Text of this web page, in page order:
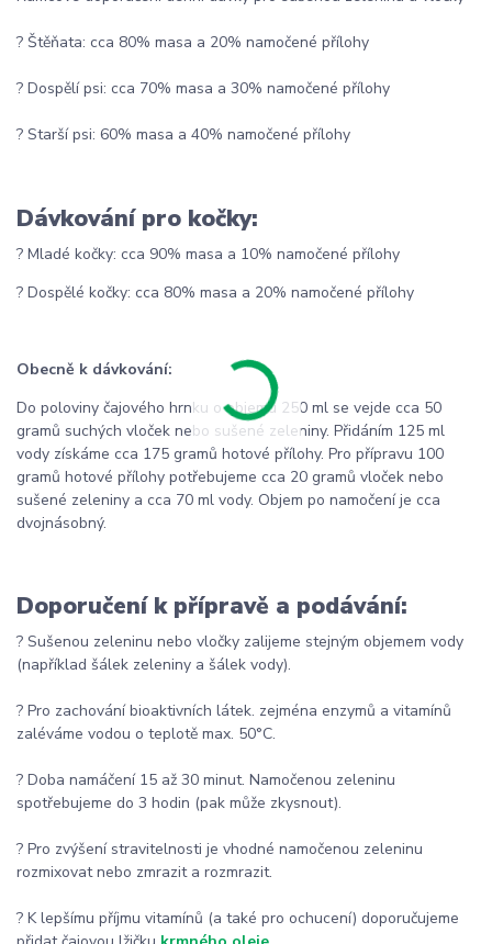
? Štěňata: cca 80% masa a 20% namočené přílohy
? Dospělí psi: cca 70% masa a 30% namočené přílohy
? Starší psi: 60% masa a 40% namočené přílohy
Dávkování pro kočky:
? Mladé kočky: cca 90% masa a 10% namočené přílohy
? Dospělé kočky: cca 80% masa a 20% namočené přílohy
Obecně k dávkování:
Do poloviny čajového hrnku o objemu 250 ml se vejde cca 50
gramů suchých vloček nebo sušené zeleniny. Přidáním 125 ml
vody získáme cca 175 gramů hotové přílohy. Pro přípravu 100
gramů hotové přílohy potřebujeme cca 20 gramů vloček nebo
sušené zeleniny a cca 70 ml vody. Objem po namočení je cca
dvojnásobný.
Doporučení k přípravě a podávání:
? Sušenou zeleninu nebo vločky zalijeme stejným objemem vody
(například šálek zeleniny a šálek vody).
? Pro zachování bioaktivních látek. zejména enzymů a vitamínů
zaléváme vodou o teplotě max. 50°C.
? Doba namáčení 15 až 30 minut. Namočenou zeleninu
spotřebujeme do 3 hodin (pak může zkysnout).
? Pro zvýšení stravitelnosti je vhodné namočenou zeleninu
rozmixovat nebo zmrazit a rozmrazit.
? K lepšímu příjmu vitamínů (a také pro ochucení) doporučujeme